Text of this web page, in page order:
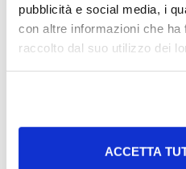
pubblicità e social media, i
con altre informazioni che ha
raccolto dal suo utilizzo dei
ACCETTA
SPID, il Sistema Pubblico
che ti permette di entrare in
Scopri di più >